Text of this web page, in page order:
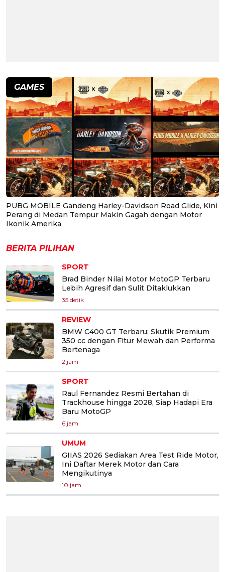
GAMES
PUBG MOBILE Gandeng Harley-Davidson Road Glide, Kini
Perang di Medan Tempur Makin Gagah dengan Motor
Ikonik Amerika
BERITA PILIHAN
SPORT
Brad Binder Nilai Motor MotoGP Terbaru
Lebih Agresif dan Sulit Ditaklukkan
35 detik
REVIEW
BMW C400 GT Terbaru: Skutik Premium
350 cc dengan Fitur Mewah dan Performa
Bertenaga
2 jam
SPORT
Raul Fernandez Resmi Bertahan di
Trackhouse hingga 2028, Siap Hadapi Era
Baru MotoGP
6 jam
UMUM
GIIAS 2026 Sediakan Area Test Ride Motor,
Ini Daftar Merek Motor dan Cara
Mengikutinya
10 jam